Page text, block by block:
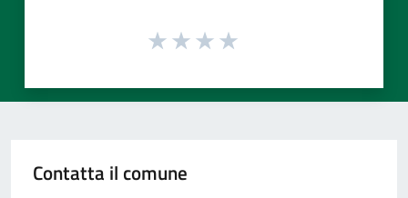
Contatta il comune